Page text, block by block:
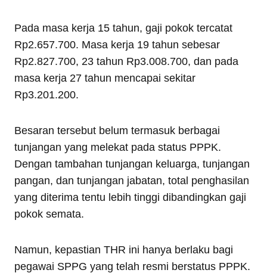
Pada masa kerja 15 tahun, gaji pokok tercatat
Rp2.657.700. Masa kerja 19 tahun sebesar
Rp2.827.700, 23 tahun Rp3.008.700, dan pada
masa kerja 27 tahun mencapai sekitar
Rp3.201.200.
Besaran tersebut belum termasuk berbagai
tunjangan yang melekat pada status PPPK.
Dengan tambahan tunjangan keluarga, tunjangan
pangan, dan tunjangan jabatan, total penghasilan
yang diterima tentu lebih tinggi dibandingkan gaji
pokok semata.
Namun, kepastian THR ini hanya berlaku bagi
pegawai SPPG yang telah resmi berstatus PPPK.